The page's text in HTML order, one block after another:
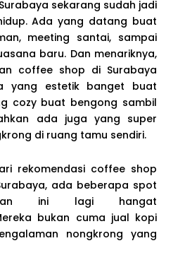
sekarang sudah jadi
Ada yang datang buat
meeting santai, sampai
baru. Dan menariknya,
coffee shop di Surabaya
yang estetik banget buat
cozy buat bengong sambil
ada juga yang super
di ruang tamu sendiri.
rekomendasi coffee shop
ada beberapa spot
ini lagi hangat
bukan cuma jual kopi
nongkrong yang